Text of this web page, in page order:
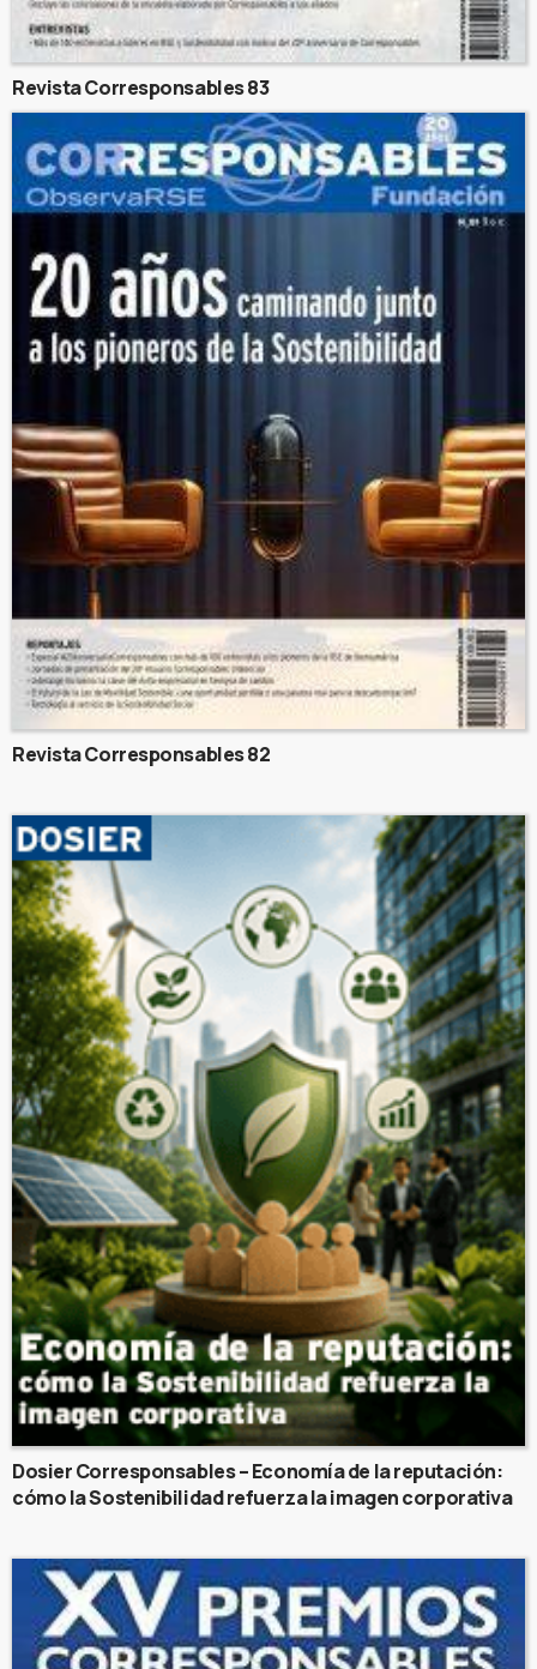
Revista Corresponsables 83
Revista Corresponsables 82
Dosier Corresponsables – Economía de la reputación:
cómo la Sostenibilidad refuerza la imagen corporativa